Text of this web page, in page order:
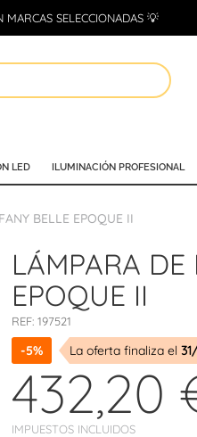
SELECCIONADAS 💡
LED ILUMINACIÓN PROFESIONAL
BELLE EPOQUE II
LÁMPARA DE
EPOQUE II
REF: 197521
-5% La oferta finaliza el
432,20
IMPUESTOS INCLUIDOS